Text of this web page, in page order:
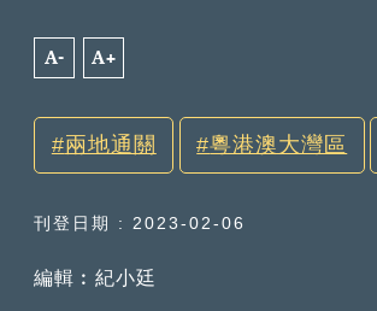
A- A+
兩地通關 粵港澳大灣區
刊登日期 : 2023-02-06
編輯︰紀小廷